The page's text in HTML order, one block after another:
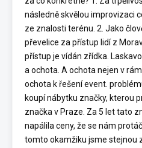
následně skvělou improvizaci
ze znalosti terénu. 2. Jako
převelice za přístup lidí z
přístup je vídán zřídka.
a ochota. A ochota nejen v
ochota k řešení event.
koupí nábytku značky, kterou
značka v Praze. Za 5 let tato
napálila ceny, že se nám
tomto okamžiku jsme stejnou